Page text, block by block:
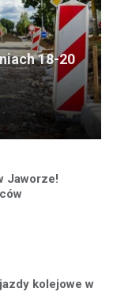
18-20
Jaworze!
kolejowe w